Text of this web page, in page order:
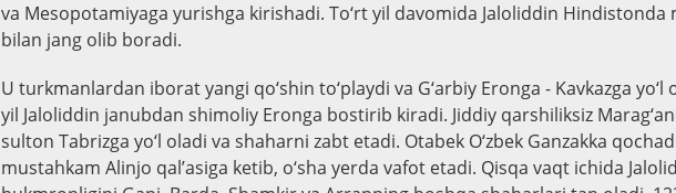
va Mesopotamiyaga yurishga kirishadi. To‘rt yil davomida Jaloliddin Hindistonda
bilan jang olib boradi.
U turkmanlardan iborat yangi qo‘shin to‘playdi va G‘arbiy Eronga - Kavkazga yo‘l
yil Jaloliddin janubdan shimoliy Eronga bostirib kiradi. Jiddiy qarshiliksiz
sulton Tabrizga yo‘l oladi va shaharni zabt etadi. Otabek O‘zbek Ganzakka
mustahkam Alinjo qal’asiga ketib, o‘sha yerda vafot etadi. Qisqa vaqt ichida